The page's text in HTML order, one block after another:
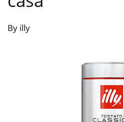
By illy